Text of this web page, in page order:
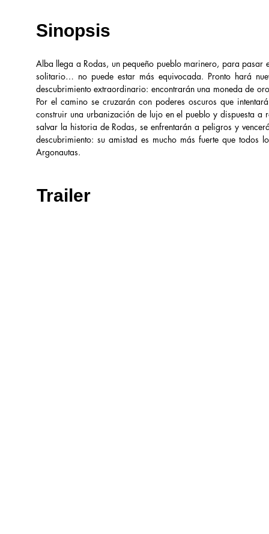
Sinopsis
Alba llega a Rodas, un pequeño pueblo marinero, para pasar
solitario… no puede estar más equivocada. Pronto hará
descubrimiento extraordinario: encontrarán una moneda de
Por el camino se cruzarán con poderes oscuros que
construir una urbanización de lujo en el pueblo y dispuesta
salvar la historia de Rodas, se enfrentarán a peligros y
descubrimiento: su amistad es mucho más fuerte que todos
Argonautas.
Trailer